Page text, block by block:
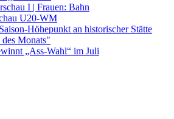
I | Frauen: Bahn
U20-WM
Höhepunkt an historischer Stätte
Monats"
„Ass-Wahl“ im Juli